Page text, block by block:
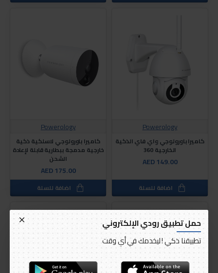
حمل تطبيق رودي الإلكتروني
تطبيقنا ذكي ! ليخدمك في أي وقت
Powerology
كاميرا باورولوجي واي فاي الذكية
الخارجية 360
AED 149.00
اضافة للسلة
Powerology
كاميرا باورولوجي لاسلكية ذكية
خارجية مدمجة ببطارية قابلة لإعادة
الشحن
AED 175.00
اضافة للسلة